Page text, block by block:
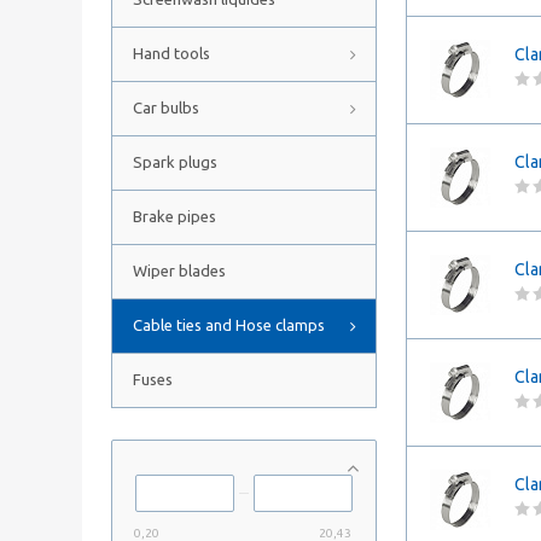
Hand tools
Car bulbs
Spark plugs
Brake pipes
Wiper blades
Cable ties and Hose clamps
Fuses
0,20 20,43